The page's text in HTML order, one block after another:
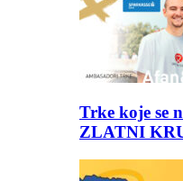
Trke koje se
ZLATNI